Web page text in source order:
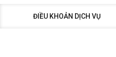
ĐIỀU KHOẢN DỊCH VỤ